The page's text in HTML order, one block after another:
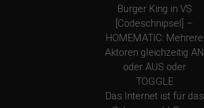
Burger King in VS
[Codeschnipsel] –
HOMEMATIC: Mehrere
Aktoren gleichzeitig AN
oder AUS oder
TOGGLE
Das Internet ist für das